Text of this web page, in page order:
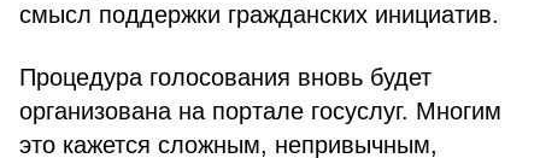
смысл поддержки гражданских инициатив.
Процедура голосования вновь будет
организована на портале госуслуг. Многим
это кажется сложным, непривычным,